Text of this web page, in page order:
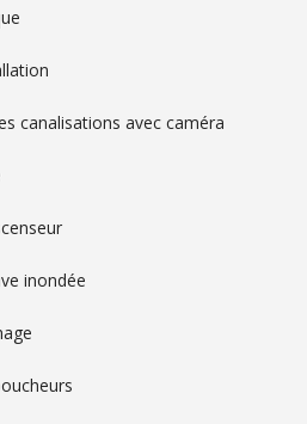
canalisations avec caméra
inondée